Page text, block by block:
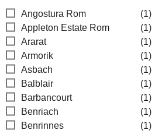
Angostura Rom
(1)
Appleton Estate Rom
(1)
Ararat
(1)
Armorik
(1)
Asbach
(1)
Balblair
(1)
Barbancourt
(1)
Benriach
(1)
Benrinnes
(1)